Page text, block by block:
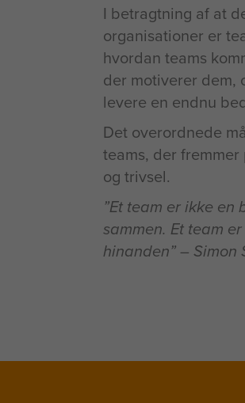
I betragtning af at
organisationer er
hvordan teams
der motiverer dem,
levere en endnu
Det overordnede
teams, der
og trivsel.
”Et team er ikke
sammen. Et team
hinanden” – Simon